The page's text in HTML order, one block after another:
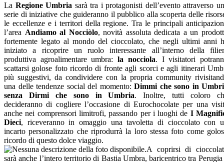
La Regione Umbria sarà tra i protagonisti dell’evento attraverso
serie di iniziative che guideranno il pubblico alla scoperta delle
le eccellenze e i territori della regione. Tra le principali
l’area Andiamo al Nocciòlo, novità assoluta dedicata a un
fortemente legato al mondo del cioccolato, che negli ultimi anni
iniziato a ricoprire un ruolo interessante all’interno della
produttiva agroalimentare umbra:la nocciola. I visitatori
scattarsi golose foto ricordo di fronte agli scorci e agli itinerari
più suggestivi, da condividere con la propria community
una delle tendenze social del momento: Dimmi che sono in
senza Dirmi che sono in Umbria. Inoltre, tutti coloro
decideranno di cogliere l’occasione di Eurochocolate per una
anche nei comprensori limitrofi, passando per i luoghi de I
Dieci, riceveranno in omaggio una tavoletta di cioccolato con
incarto personalizzato che riprodurrà la loro stessa foto come
ricordo di questo dolce viaggio.
A coprirsi di
sarà anche l’intero territorio di Bastia Umbra, baricentrico tra Perugia